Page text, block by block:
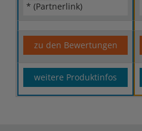
* (Partnerlink)
zu den Bewertungen
weitere Produktinfos